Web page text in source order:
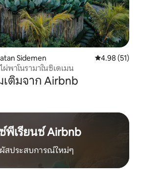
Sidemen คะแนนเฉลี่ย
4.98 (51)
พาโนรามาในซิเดเมน
เติมจาก Airbnb
พีเรียนซ์ Airbnb
สประสบการณ์ใหม่ๆ